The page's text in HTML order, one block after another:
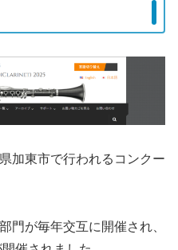
加東市で行われるコンクー
門が毎年交互に開催され、